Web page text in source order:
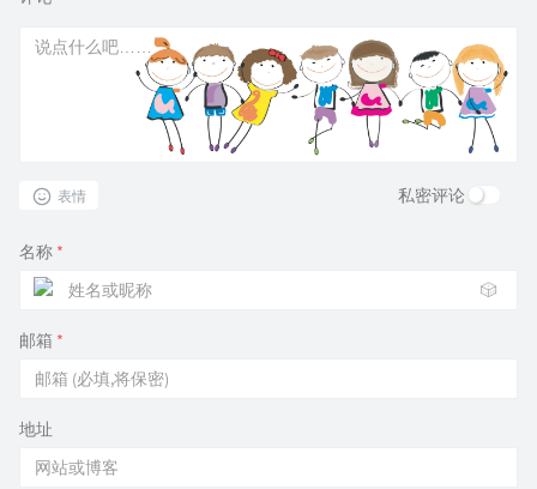
表情 私密评论
名称 *
🎲
邮箱 *
地址